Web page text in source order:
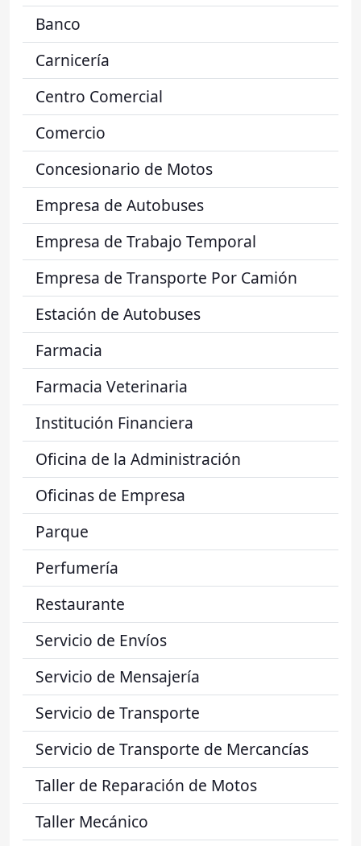
Banco
Carnicería
Centro Comercial
Comercio
Concesionario de Motos
Empresa de Autobuses
Empresa de Trabajo Temporal
Empresa de Transporte Por Camión
Estación de Autobuses
Farmacia
Farmacia Veterinaria
Institución Financiera
Oficina de la Administración
Oficinas de Empresa
Parque
Perfumería
Restaurante
Servicio de Envíos
Servicio de Mensajería
Servicio de Transporte
Servicio de Transporte de Mercancías
Taller de Reparación de Motos
Taller Mecánico